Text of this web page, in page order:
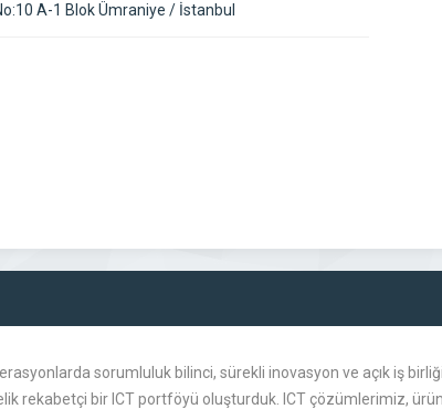
A-1 Blok Ümraniye / İstanbul
sorumluluk bilinci, sürekli inovasyon ve açık iş
rekabetçi bir ICT portföyü oluşturduk. ICT çözümlerimiz,